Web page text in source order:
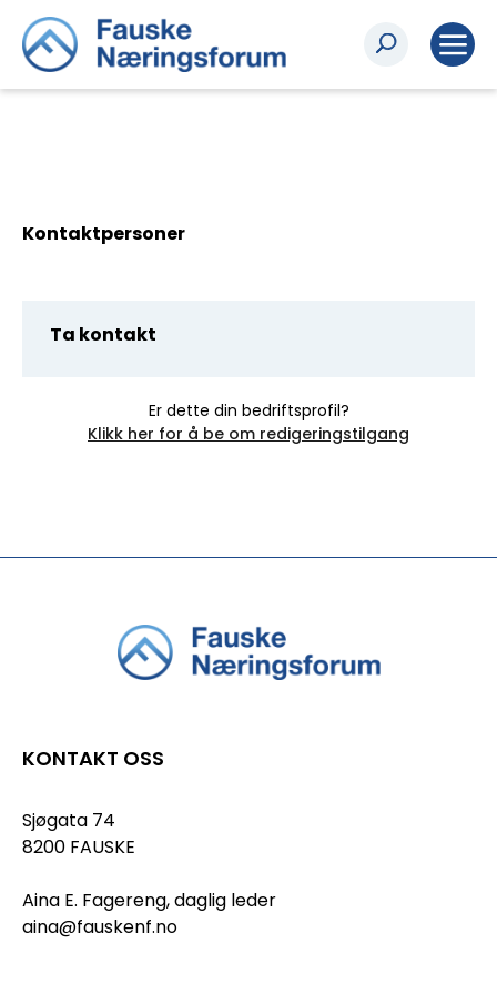
Kontaktpersoner
Ta kontakt
Er dette din bedriftsprofil?
Klikk her for å be om redigeringstilgang
KONTAKT OSS
Sjøgata 74
8200 FAUSKE
Aina E. Fagereng, daglig leder
aina@fauskenf.no